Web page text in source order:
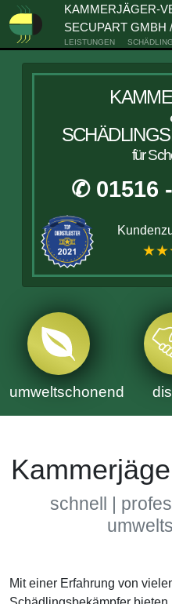
KAMMERJÄGER-
SECUPART GMBH
LEISTUNGEN
für
✆ 01516
umweltschonend
schnell |
Mit einer Erfahrung von